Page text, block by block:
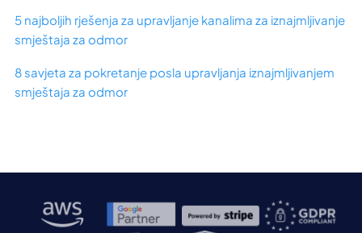
5 najboljih rješenja za upravljanje kanalima za iznajmljivanje
smještaja za odmor
8 savjeta za pokretanje posla upravljanja iznajmljivanjem
smještaja za odmor